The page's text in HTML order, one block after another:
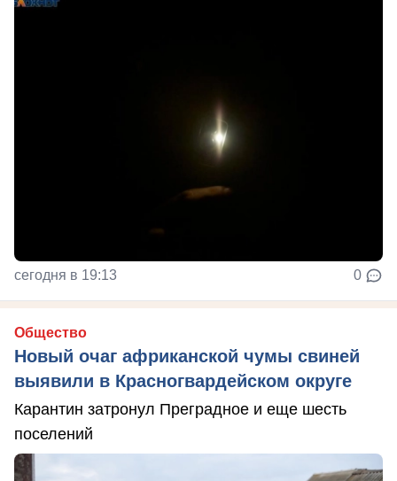
сегодня в 19:13 0
Общество
Новый очаг африканской чумы свиней
выявили в Красногвардейском округе
Карантин затронул Преградное и еще шесть
поселений